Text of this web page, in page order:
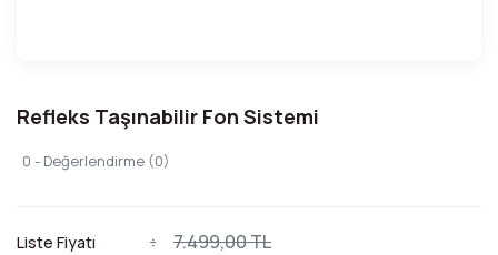
Refleks Taşınabilir Fon Sistemi
0 - Değerlendirme (0)
Liste Fiyatı 7.499,00 TL